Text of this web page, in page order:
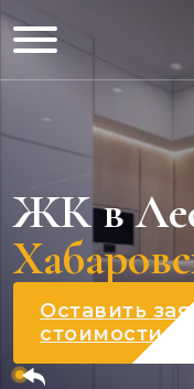
ЖК в
Оставить
стоимости